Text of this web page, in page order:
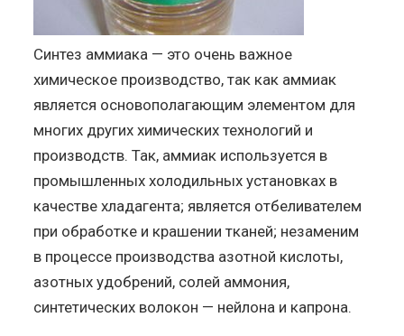
Синтез аммиака — это очень важное
химическое производство, так как аммиак
является основополагающим элементом для
многих других химических технологий и
производств. Так, аммиак используется в
промышленных холодильных установках в
качестве хладагента; является отбеливателем
при обработке и крашении тканей; незаменим
в процессе производства азотной кислоты,
азотных удобрений, солей аммония,
синтетических волокон — нейлона и капрона.